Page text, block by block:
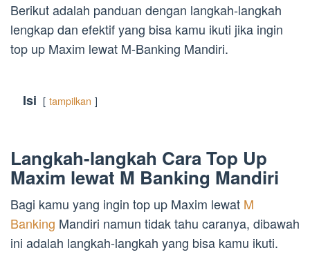
Berikut adalah panduan dengan langkah-langkah
lengkap dan efektif yang bisa kamu ikuti jika ingin
top up Maxim lewat M-Banking Mandiri.
Isi tampilkan
Langkah-langkah Cara Top Up
Maxim lewat M Banking Mandiri
Bagi kamu yang ingin top up Maxim lewat M
Banking Mandiri namun tidak tahu caranya, dibawah
ini adalah langkah-langkah yang bisa kamu ikuti.